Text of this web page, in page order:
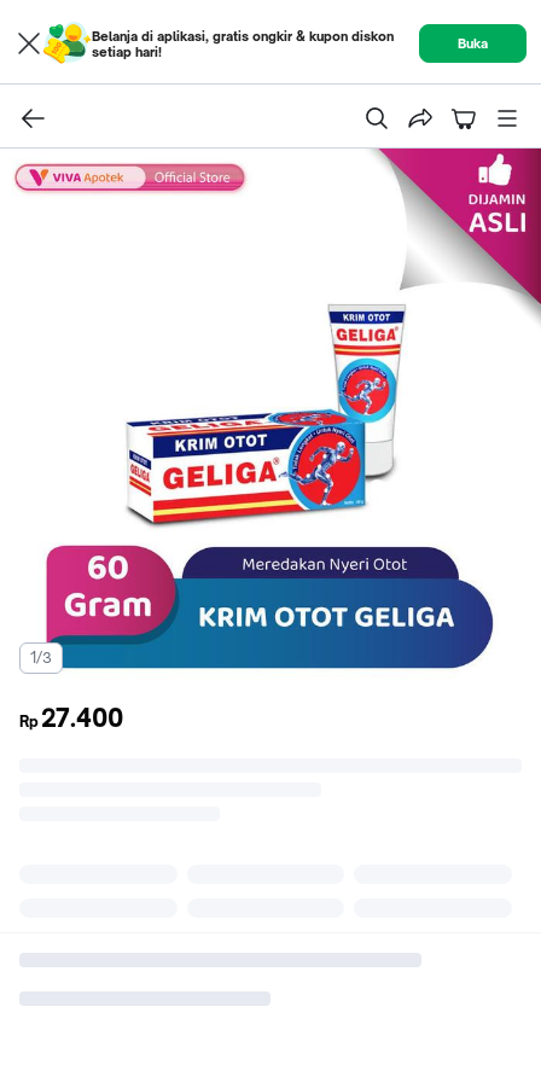
Belanja di aplikasi, gratis ongkir & kupon diskon
setiap hari!
Buka
1/3
Rp 27.400